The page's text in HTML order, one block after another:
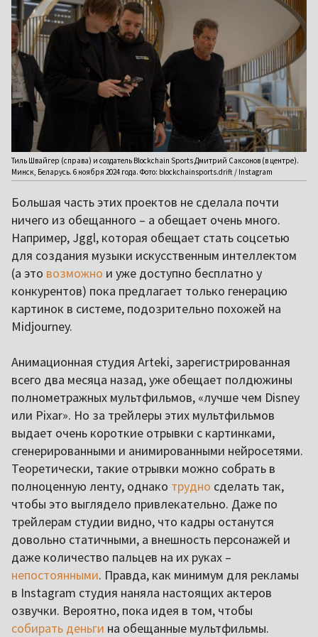
Тиль Швайгер (справа) и создатель Blockchain Sports Дмитрий Саксонов (в центре).
Минск, Беларусь. 6 ноября 2024 года. Фото: blockchainsports.drift / Instagram
Большая часть этих проектов не сделала почти
ничего из обещанного – а обещает очень много.
Например, Jggl, которая обещает стать соцсетью
для создания музыки искусственным интеллектом
(а это возможно и уже доступно бесплатно у
конкурентов) пока предлагает только генерацию
картинок в системе, подозрительно похожей на
Midjourney.
Анимационная студия Arteki, зарегистрированная
всего два месяца назад, уже обещает полдюжины
полнометражных мультфильмов, «лучше чем Disney
или Pixar». Но за трейлеры этих мультфильмов
выдает очень короткие отрывки с картинками,
сгенерированными и анимированными нейросетями.
Теоретически, такие отрывки можно собрать в
полноценную ленту, однако трудно сделать так,
чтобы это выглядело привлекательно. Даже по
трейлерам студии видно, что кадры останутся
довольно статичными, а внешность персонажей и
даже количество пальцев на их руках –
непостоянными. Правда, как минимум для рекламы
в Instagram студия наняла настоящих актеров
озвучки. Вероятно, пока идея в том, чтобы
собирать деньги на обещанные мультфильмы.